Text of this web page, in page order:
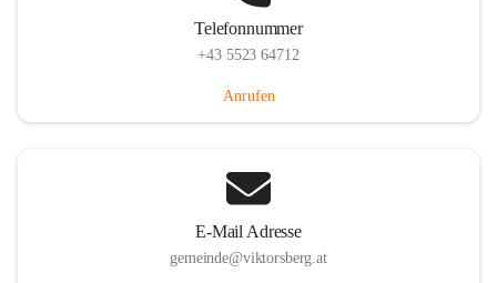
Telefonnummer
+43 5523 64712
Anrufen
E-Mail Adresse
gemeinde@viktorsberg.at